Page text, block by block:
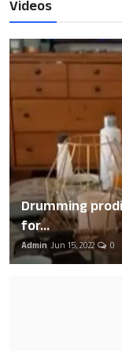
Videos
Drumming
for...
Admin Jun 15, 2022 0